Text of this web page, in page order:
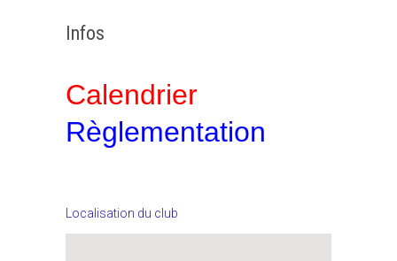
Infos
Calendrier
Règlementation
Localisation du club